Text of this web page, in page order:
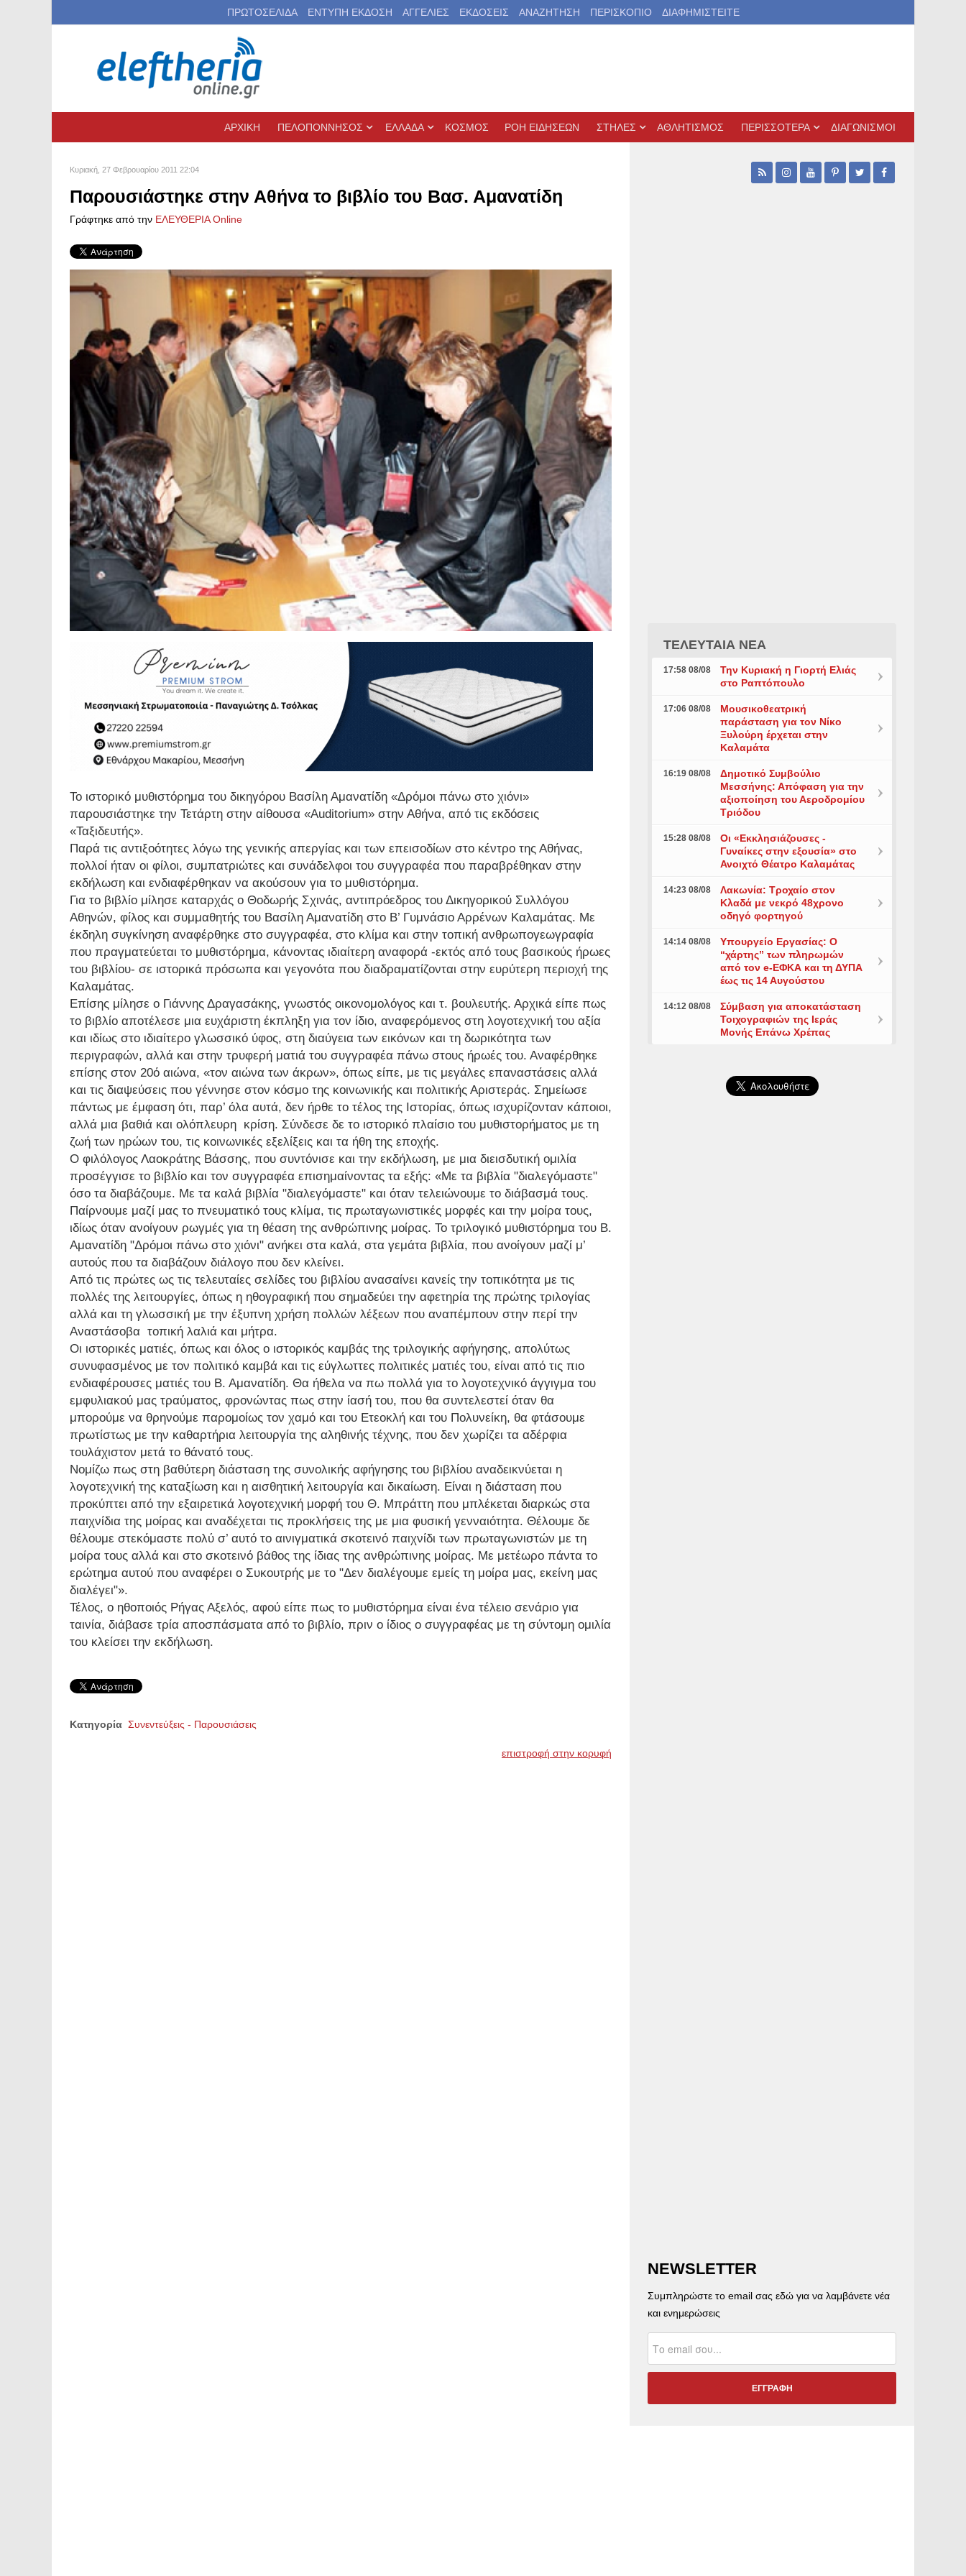
ΠΡΩΤΟΣΕΛΙΔΑ ΕΝΤΥΠΗ ΕΚΔΟΣΗ ΑΓΓΕΛΙΕΣ ΕΚΔΟΣΕΙΣ ΑΝΑΖΗΤΗΣΗ ΠΕΡΙΣΚΟΠΙΟ ΔΙΑΦΗΜΙΣΤΕΙΤΕ
ΑΡΧΙΚΗ ΠΕΛΟΠΟΝΝΗΣΟΣ ΕΛΛΑΔΑ ΚΟΣΜΟΣ ΡΟΗ ΕΙΔΗΣΕΩΝ ΣΤΗΛΕΣ ΑΘΛΗΤΙΣΜΟΣ ΠΕΡΙΣΣΟΤΕΡΑ ΔΙΑΓΩΝΙΣΜΟΙ
Κυριακή, 27 Φεβρουαρίου 2011 22:04
Παρουσιάστηκε στην Αθήνα το βιβλίο του Βασ. Αμανατίδη
Γράφτηκε από την ΕΛΕΥΘΕΡΙΑ Online
Το ιστορικό μυθιστόρημα του δικηγόρου Βασίλη Αμανατίδη «Δρόμοι πάνω στο χιόνι»
παρουσιάστηκε την Τετάρτη στην αίθουσα «Auditorium» στην Αθήνα, από τις εκδόσεις
«Ταξιδευτής».
Παρά τις αντιξοότητες λόγω της γενικής απεργίας και των επεισοδίων στο κέντρο της Αθήνας,
πολλοί ήταν οι φίλοι, συμπατριώτες και συνάδελφοι του συγγραφέα που παραβρέθηκαν στην
εκδήλωση και ενδιαφέρθηκαν να ακούσουν για το μυθιστόρημα.
Για το βιβλίο μίλησε καταρχάς ο Θοδωρής Σχινάς, αντιπρόεδρος του Δικηγορικού Συλλόγου
Αθηνών, φίλος και συμμαθητής του Βασίλη Αμανατίδη στο Β’ Γυμνάσιο Αρρένων Καλαμάτας. Με
έκδηλη συγκίνηση αναφέρθηκε στο συγγραφέα, στο κλίμα και στην τοπική ανθρωπογεωγραφία
που πραγματεύεται το μυθιστόρημα, κάνοντας ιδιαίτερη αναφορά -εκτός από τους βασικούς ήρωες
του βιβλίου- σε ιστορικά πρόσωπα και γεγονότα που διαδραματίζονται στην ευρύτερη περιοχή της
Καλαμάτας.
Επίσης μίλησε ο Γιάννης Δραγασάκης, γνωστός οικονομολόγος και τ. βουλευτής. Αρχικά είπε πως
το βιβλίο αποτέλεσε μια ευχάριστη έκπληξη για τον ίδιο, αναφερόμενος στη λογοτεχνική του αξία
και ιδίως στο ιδιαίτερο γλωσσικό ύφος, στη διαύγεια των εικόνων και τη δωρικότητα των
περιγραφών, αλλά και στην τρυφερή ματιά του συγγραφέα πάνω στους ήρωές του. Αναφέρθηκε
επίσης στον 20ό αιώνα, «τον αιώνα των άκρων», όπως είπε, με τις μεγάλες επαναστάσεις αλλά
και τις διαψεύσεις που γέννησε στον κόσμο της κοινωνικής και πολιτικής Αριστεράς. Σημείωσε
πάντως με έμφαση ότι, παρ’ όλα αυτά, δεν ήρθε το τέλος της Ιστορίας, όπως ισχυρίζονταν κάποιοι,
αλλά μια βαθιά και ολόπλευρη κρίση. Σύνδεσε δε το ιστορικό πλαίσιο του μυθιστορήματος με τη
ζωή των ηρώων του, τις κοινωνικές εξελίξεις και τα ήθη της εποχής.
Ο φιλόλογος Λαοκράτης Βάσσης, που συντόνισε και την εκδήλωση, με μια διεισδυτική ομιλία
προσέγγισε το βιβλίο και τον συγγραφέα επισημαίνοντας τα εξής: «Με τα βιβλία "διαλεγόμαστε"
όσο τα διαβάζουμε. Με τα καλά βιβλία "διαλεγόμαστε" και όταν τελειώνουμε το διάβασμά τους.
Παίρνουμε μαζί μας το πνευματικό τους κλίμα, τις πρωταγωνιστικές μορφές και την μοίρα τους,
ιδίως όταν ανοίγουν ρωγμές για τη θέαση της ανθρώπινης μοίρας. Το τριλογικό μυθιστόρημα του Β.
Αμανατίδη "Δρόμοι πάνω στο χιόνι" ανήκει στα καλά, στα γεμάτα βιβλία, που ανοίγουν μαζί μ’
αυτούς που τα διαβάζουν διάλογο που δεν κλείνει.
Από τις πρώτες ως τις τελευταίες σελίδες του βιβλίου ανασαίνει κανείς την τοπικότητα με τις
πολλές της λειτουργίες, όπως η ηθογραφική που σημαδεύει την αφετηρία της πρώτης τριλογίας
αλλά και τη γλωσσική με την έξυπνη χρήση πολλών λέξεων που αναπέμπουν στην περί την
Αναστάσοβα τοπική λαλιά και μήτρα.
Οι ιστορικές ματιές, όπως και όλος ο ιστορικός καμβάς της τριλογικής αφήγησης, απολύτως
συνυφασμένος με τον πολιτικό καμβά και τις εύγλωττες πολιτικές ματιές του, είναι από τις πιο
ενδιαφέρουσες ματιές του Β. Αμανατίδη. Θα ήθελα να πω πολλά για το λογοτεχνικό άγγιγμα του
εμφυλιακού μας τραύματος, φρονώντας πως στην ίασή του, που θα συντελεστεί όταν θα
μπορούμε να θρηνούμε παρομοίως τον χαμό και του Ετεοκλή και του Πολυνείκη, θα φτάσουμε
πρωτίστως με την καθαρτήρια λειτουργία της αληθινής τέχνης, που δεν χωρίζει τα αδέρφια
τουλάχιστον μετά το θάνατό τους.
Νομίζω πως στη βαθύτερη διάσταση της συνολικής αφήγησης του βιβλίου αναδεικνύεται η
λογοτεχνική της καταξίωση και η αισθητική λειτουργία και δικαίωση. Είναι η διάσταση που
προκύπτει από την εξαιρετικά λογοτεχνική μορφή του Θ. Μπράττη που μπλέκεται διαρκώς στα
παιχνίδια της μοίρας και αναδέχεται τις προκλήσεις της με μια φυσική γενναιότητα. Θέλουμε δε
θέλουμε στεκόμαστε πολύ σ’ αυτό το αινιγματικά σκοτεινό παιχνίδι των πρωταγωνιστών με τη
μοίρα τους αλλά και στο σκοτεινό βάθος της ίδιας της ανθρώπινης μοίρας. Με μετέωρο πάντα το
ερώτημα αυτού που αναφέρει ο Συκουτρής με το "Δεν διαλέγουμε εμείς τη μοίρα μας, εκείνη μας
διαλέγει"».
Τέλος, ο ηθοποιός Ρήγας Αξελός, αφού είπε πως το μυθιστόρημα είναι ένα τέλειο σενάριο για
ταινία, διάβασε τρία αποσπάσματα από το βιβλίο, πριν ο ίδιος ο συγγραφέας με τη σύντομη ομιλία
του κλείσει την εκδήλωση.
Κατηγορία Συνεντεύξεις - Παρουσιάσεις
επιστροφή στην κορυφή
ΤΕΛΕΥΤΑΙΑ ΝΕΑ
17:58 08/08
Την Κυριακή η Γιορτή Ελιάς
στο Ραπτόπουλο
17:06 08/08
Μουσικοθεατρική
παράσταση για τον Νίκο
Ξυλούρη έρχεται στην
Καλαμάτα
16:19 08/08
Δημοτικό Συμβούλιο
Μεσσήνης: Απόφαση για την
αξιοποίηση του Αεροδρομίου
Τριόδου
15:28 08/08
Οι «Εκκλησιάζουσες -
Γυναίκες στην εξουσία» στο
Ανοιχτό Θέατρο Καλαμάτας
14:23 08/08
Λακωνία: Τροχαίο στον
Κλαδά με νεκρό 48χρονο
οδηγό φορτηγού
14:14 08/08
Υπουργείο Εργασίας: Ο
“χάρτης” των πληρωμών
από τον e-ΕΦΚΑ και τη ΔΥΠΑ
έως τις 14 Αυγούστου
14:12 08/08
Σύμβαση για αποκατάσταση
Τοιχογραφιών της Ιεράς
Μονής Επάνω Χρέπας
NEWSLETTER
Συμπληρώστε το email σας εδώ για να λαμβάνετε νέα
και ενημερώσεις